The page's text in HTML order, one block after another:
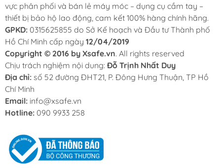
vực phân phối và bán lẻ máy móc – dụng cụ cầm tay –
thiết bị bảo hộ lao động, cam kết 100% hàng chính hãng.
GPKD: 0315625855 do Sở Kế hoạch và Đầu tư Thành phố
Hồ Chí Minh cấp ngày 12/04/2019
Copyright © 2016 by Xsafe.vn. All rights reserved
Chịu trách nghiệm nội dung: Đỗ Trịnh Nhất Duy
Địa chỉ: số 52 đường ĐHT21, P. Đông Hưng Thuận, TP Hồ
Chí Minh
Email: info@xsafe.vn
Hotline: 090 9933 258